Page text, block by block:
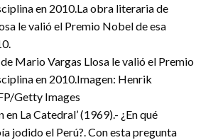
en 2010.La obra literaria de
le valió el Premio Nobel de esa
Mario Vargas Llosa le valió el Premio
en 2010.Imagen: Henrik
Getty Images
en La Catedral’ (1969).- ¿En qué
jodido el Perú?. Con esta pregunta